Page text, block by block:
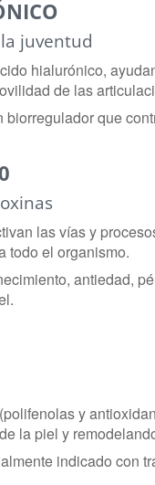
juventud
hialurónico,
de las
que
las vías y
todo el organismo.
antiedad,
y
la piel y
indicado con